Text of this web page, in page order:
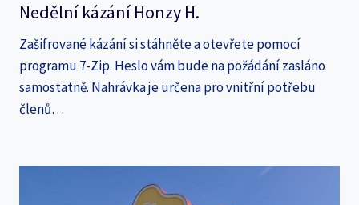
Nedělní kázání Honzy H.
Zašifrované kázání si stáhněte a otevřete pomocí
programu 7-Zip. Heslo vám bude na požádání zasláno
samostatně. Nahrávka je určena pro vnitřní potřebu
členů…